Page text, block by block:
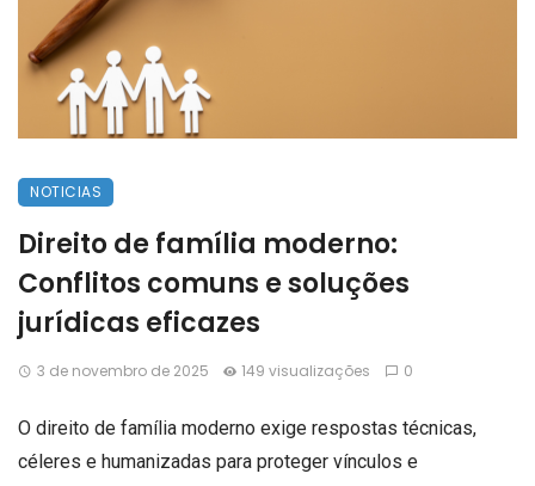
NOTICIAS
Direito de família moderno:
Conflitos comuns e soluções
jurídicas eficazes
3 de novembro de 2025 149 visualizações 0
O direito de família moderno exige respostas técnicas,
céleres e humanizadas para proteger vínculos e